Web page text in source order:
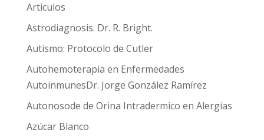
Articulos
Astrodiagnosis. Dr. R. Bright.
Autismo: Protocolo de Cutler
Autohemoterapia en Enfermedades
AutoinmunesDr. Jorge González Ramírez
Autonosode de Orina Intradermico en Alergias
Azúcar Blanco